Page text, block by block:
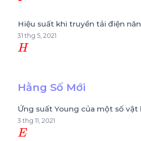
Hiệu suất khi truyền tải điện
31 thg 5, 2021
H
Hằng Số Mới
Ứng suất Young của một số vật
3 thg 11, 2021
E